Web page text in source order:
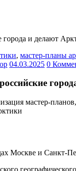
и делают
, мастер-планы
04.03.2025 0
Москве и Санкт-